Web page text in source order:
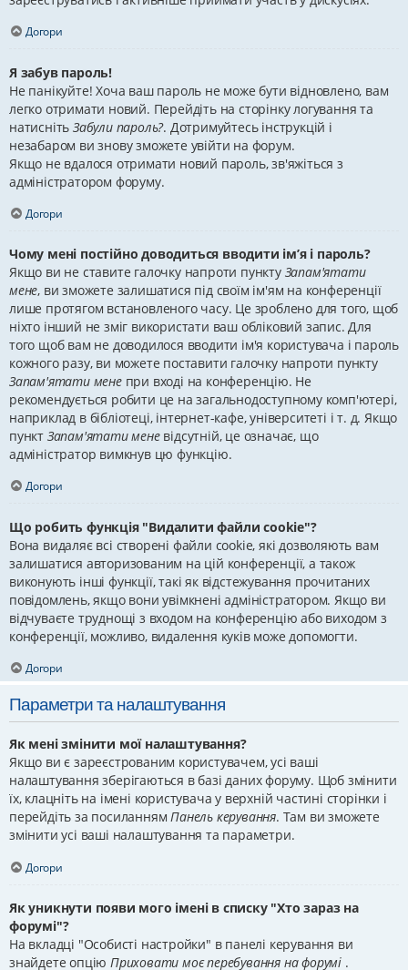
Догори
Я забув пароль!
Не панікуйте! Хоча ваш пароль не може бути відновлено, вам
легко отримати новий. Перейдіть на сторінку логування та
натисніть Забули пароль?. Дотримуйтесь інструкцій і
незабаром ви знову зможете увійти на форум.
Якщо не вдалося отримати новий пароль, зв'яжіться з
адміністратором форуму.
Догори
Чому мені постійно доводиться вводити ім’я і пароль?
Якщо ви не ставите галочку напроти пункту Запам'ятати
мене, ви зможете залишатися під своїм ім'ям на конференції
лише протягом встановленого часу. Це зроблено для того, щоб
ніхто інший не зміг використати ваш обліковий запис. Для
того щоб вам не доводилося вводити ім'я користувача і пароль
кожного разу, ви можете поставити галочку напроти пункту
Запам'ятати менепри вході на конференцію. Не
рекомендується робити це на загальнодоступному комп'ютері,
наприклад в бібліотеці, інтернет-кафе, університеті і т. д. Якщо
пункт Запам'ятати меневідсутній, це означає, що
адміністратор вимкнув цю функцію.
Догори
Що робить функція "Видалити файли cookie"?
Вона видаляє всі створені файли cookie, які дозволяють вам
залишатися авторизованим на цій конференції, а також
виконують інші функції, такі як відстежування прочитаних
повідомлень, якщо вони увімкнені адміністратором. Якщо ви
відчуваєте труднощі з входом на конференцію або виходом з
конференції, можливо, видалення куків може допомогти.
Догори
Параметри та налаштування
Як мені змінити мої налаштування?
Якщо ви є зареєстрованим користувачем, усі ваші
налаштування зберігаються в базі даних форуму. Щоб змінити
їх, клацніть на імені користувача у верхній частині сторінки і
перейдіть за посиланнямПанель керування. Там ви зможете
змінити усі ваші налаштування та параметри.
Догори
Як уникнути появи мого імені в списку "Хто зараз на
форумі"?
На вкладці "Особисті настройки" в панелі керування ви
знайдете опціюПриховати моє перебування на форумі .